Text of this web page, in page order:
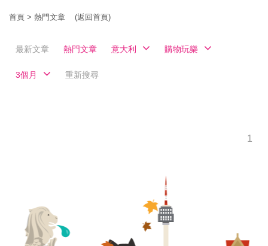
首頁 > 熱門文章 (返回首頁)
最新文章 熱門文章 意大利 購物玩樂
3個月 重新搜尋
1